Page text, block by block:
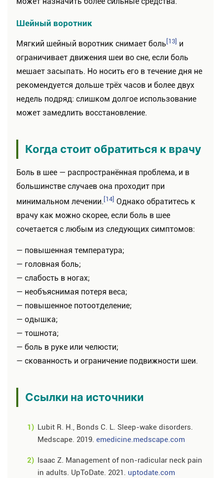
Шейный воротник
Мягкий шейный воротник снимает боль[13] и
ограничивает движения шеи во сне, если боль
мешает засыпать. Но носить его в течение дня не
рекомендуется дольше трёх часов и более двух
недель подряд: слишком долгое использование
может замедлить восстановление.
Когда стоит обратиться к врачу
Боль в шее — распространённая проблема, и в
большинстве случаев она проходит при
минимальном лечении. [14] Однако обратитесь к
врачу как можно скорее, если боль в шее
сочетается с любым из следующих симптомов:
— повышенная температура;
— головная боль;
— слабость в ногах;
— необъяснимая потеря веса;
— повышенное потоотделение;
— одышка;
— тошнота;
— боль в руке или челюсти;
— скованность и ограничение подвижности шеи.
Ссылки на источники
1) Lubit R. H., Bonds C. L. Sleep-wake disorders.
Medscape. 2019.emedicine.medscape.com
2) Isaac Z. Management of non-radicular neck pain
in adults. UpToDate. 2021. uptodate.com